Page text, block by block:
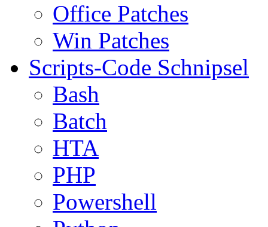
Office Patches
Win Patches
Scripts-Code Schnipsel
Bash
Batch
HTA
PHP
Powershell